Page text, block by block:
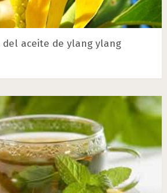
del aceite de ylang ylang